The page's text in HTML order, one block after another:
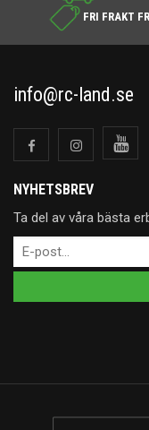
FRI FRAKT
info@rc-land.se
NYHETSBREV
Ta del av våra bästa